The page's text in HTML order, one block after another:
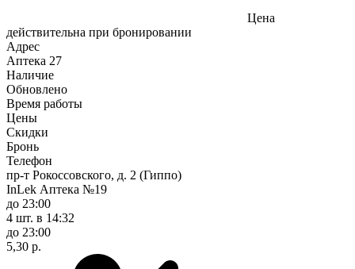
Цена
действительна при бронировании
Адрес
Аптека 27
Наличие
Обновлено
Время работы
Цены
Скидки
Бронь
Телефон
пр-т Рокоссовского, д. 2 (Гиппо)
InLek Аптека №19
до 23:00
4 шт. в 14:32
до 23:00
5,30 р.